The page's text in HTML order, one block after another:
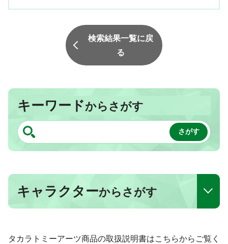
検索結果一覧に戻
る
キーワードからさがす
キャラクターからさがす
タカラトミーアーツ商品の取扱説明書はこちらからご覧く